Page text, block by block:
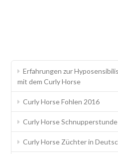
Erfahrungen zur
mit dem Curly Horse
Curly Horse Fohlen 2016
Curly Horse Schnupperstunde
Curly Horse Züchter in